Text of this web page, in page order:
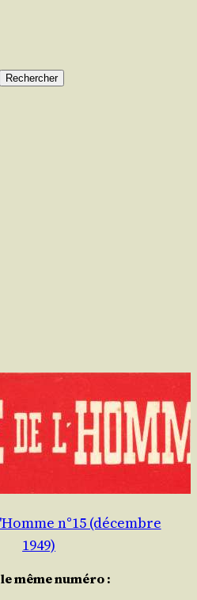
Rechercher
n°15 (décembre
1949)
même numéro :